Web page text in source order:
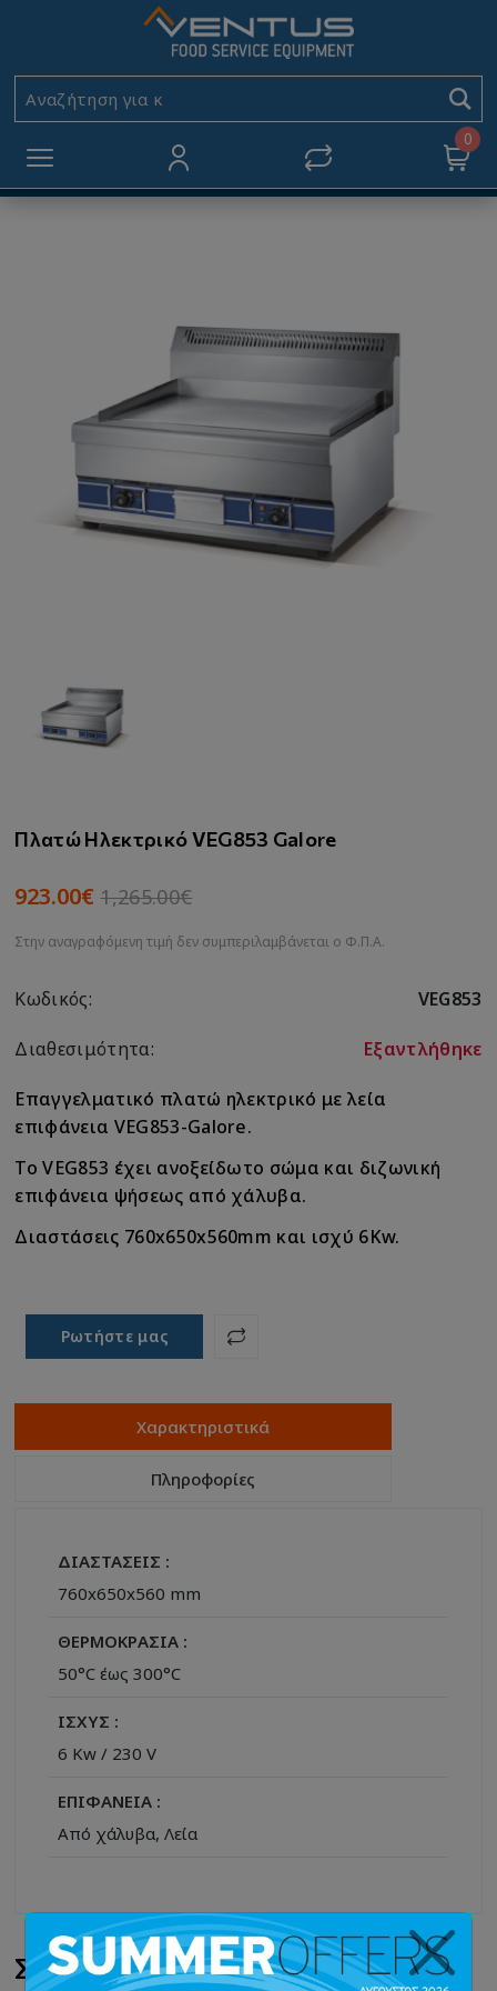
Αναζήτηση για κωδι
0
Πλατώ Ηλεκτρικό VEG853
Galore
Αρχική
ΜΙΚΡΟΣΥΣΚΕΥΕΣ
Πλατώ Ηλεκτρικό VEG853 Galore
Πλατώ Ηλεκτρικό VEG853 Galore
923.00€1,265.00€
Στην αναγραφόμενη τιμή δεν συμπεριλαμβάνεται ο Φ.Π.Α.
Κωδικός: VEG853
Διαθεσιμότητα: Εξαντλήθηκε
Επαγγελματικό πλατώ ηλεκτρικό με λεία
επιφάνεια VEG853-Galore.
To VEG853 έχει ανοξείδωτο σώμα και διζωνική
επιφάνεια ψήσεως από χάλυβα.
Διαστάσεις 760x650x560mm και ισχύ 6Kw.
Ρωτήστε μας
Χαρακτηριστικά
Πληροφορίες
ΔΙΑΣΤΑΣΕΙΣ :
760x650x560 mm
ΘΕΡΜΟΚΡΑΣΙΑ :
50°C έως 300°C
ΙΣΧΥΣ :
6 Kw / 230 V
ΕΠΙΦΑΝΕΙΑ :
Από χάλυβα, Λεία
Σχετικά Προϊόντα